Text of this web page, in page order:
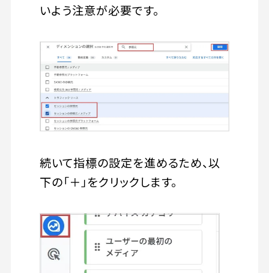
いよう注意が必要です。
続いて指標の設定を進めるため、以
下の「＋」をクリックします。